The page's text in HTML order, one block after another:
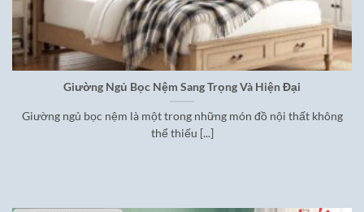
Giường Ngủ Bọc Nệm Sang Trọng Và Hiện Đại
Giường ngủ bọc nệm là một trong những món đồ nội thất không
thể thiếu [...]